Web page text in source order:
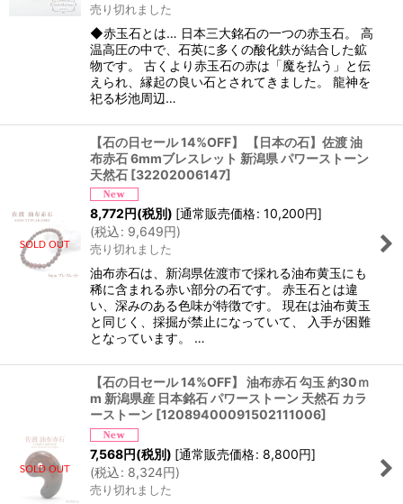
売り切れました
◆赤玉石とは… 日本三大銘石の一つの赤玉石。 高
温高圧の中で、石英に多くの酸化鉄が結合した鉱
物です。 古くより赤玉石の赤は「魔を払う」と伝
えられ、縁起の良い石とされてきました。 龍神を
祀る杉池周辺…
【石の日セール 14%OFF】 【日本の石】佐渡 油
布赤石 6mmブレスレット 新潟県 パワーストーン
天然石 [32202006147]
8,772円(税別) [通常販売価格: 10,200円]
(税込: 9,649円)
売り切れました
油布赤石は、新潟県佐渡市で採れる油布黄玉にも
稀に含まれる赤い部分の石です。 赤玉石とは違
い、深みのある色味が特徴です。 現在は油布黄玉
と同じく、採掘が禁止になっていて、 入手が困難
となっています。 …
【石の日セール 14%OFF】 油布赤石 勾玉 約30ｍ
m 新潟県産 日本銘石 パワーストーン 天然石 カラ
ーストーン [12089400091502111006]
7,568円(税別) [通常販売価格: 8,800円]
(税込: 8,324円)
売り切れました